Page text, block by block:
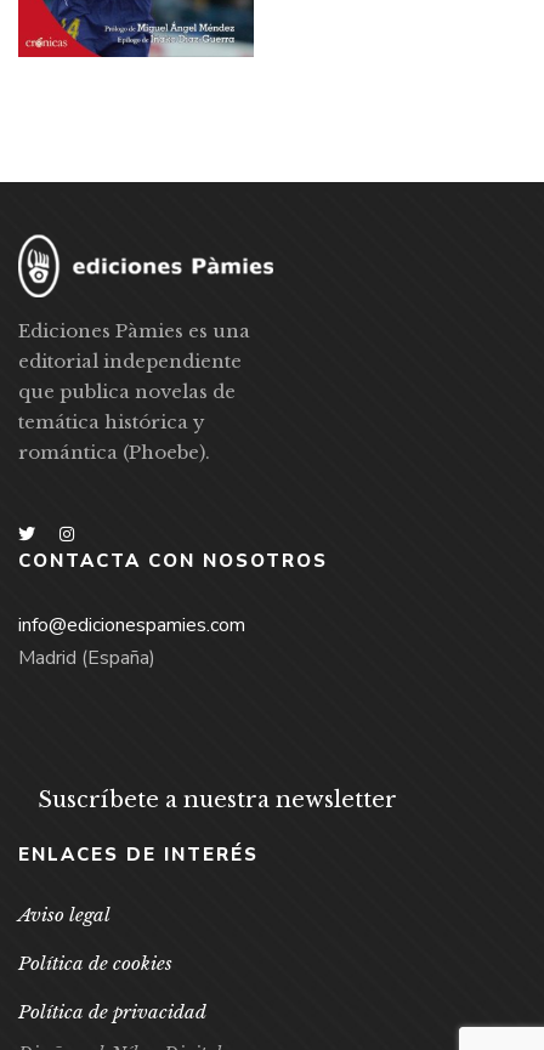
Ediciones Pàmies es una
editorial independiente
que publica novelas de
temática histórica y
romántica (Phoebe).
CONTACTA CON NOSOTROS
info@edicionespamies.com
Madrid (España)
Suscríbete a nuestra newsletter
ENLACES DE INTERÉS
Aviso legal
Política de cookies
Política de privacidad